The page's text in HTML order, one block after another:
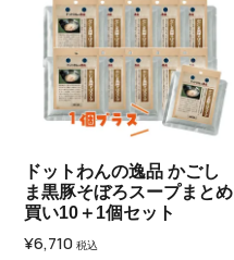
ドットわんの逸品 かごし
ま黒豚そぼろスープまとめ
買い10＋1個セット
¥6,710 税込